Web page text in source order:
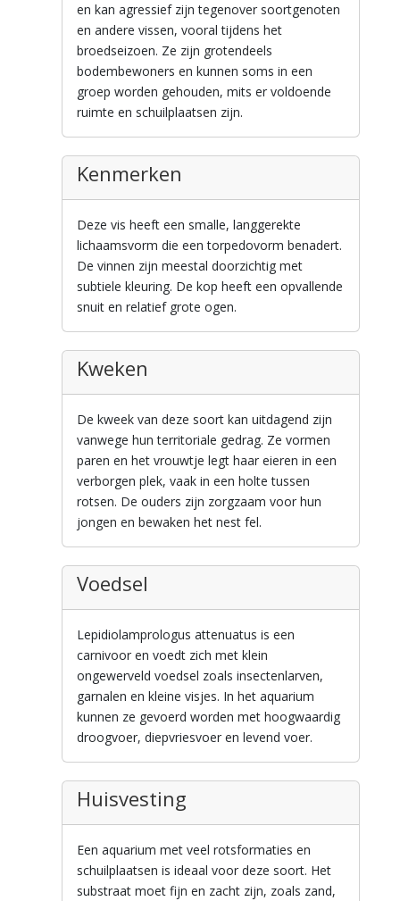
en kan agressief zijn tegenover soortgenoten
en andere vissen, vooral tijdens het
broedseizoen. Ze zijn grotendeels
bodembewoners en kunnen soms in een
groep worden gehouden, mits er voldoende
ruimte en schuilplaatsen zijn.
Kenmerken
Deze vis heeft een smalle, langgerekte
lichaamsvorm die een torpedovorm benadert.
De vinnen zijn meestal doorzichtig met
subtiele kleuring. De kop heeft een opvallende
snuit en relatief grote ogen.
Kweken
De kweek van deze soort kan uitdagend zijn
vanwege hun territoriale gedrag. Ze vormen
paren en het vrouwtje legt haar eieren in een
verborgen plek, vaak in een holte tussen
rotsen. De ouders zijn zorgzaam voor hun
jongen en bewaken het nest fel.
Voedsel
Lepidiolamprologus attenuatus is een
carnivoor en voedt zich met klein
ongewerveld voedsel zoals insectenlarven,
garnalen en kleine visjes. In het aquarium
kunnen ze gevoerd worden met hoogwaardig
droogvoer, diepvriesvoer en levend voer.
Huisvesting
Een aquarium met veel rotsformaties en
schuilplaatsen is ideaal voor deze soort. Het
substraat moet fijn en zacht zijn, zoals zand,